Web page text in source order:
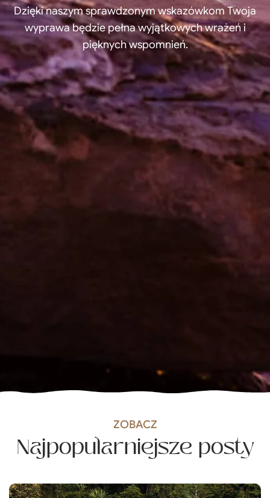
Dzięki naszym sprawdzonym wskazówkom Twoja
wyprawa będzie pełna wyjątkowych wrażeń i
pięknych wspomnień.
ZOBACZ
Najpopularniejsze posty